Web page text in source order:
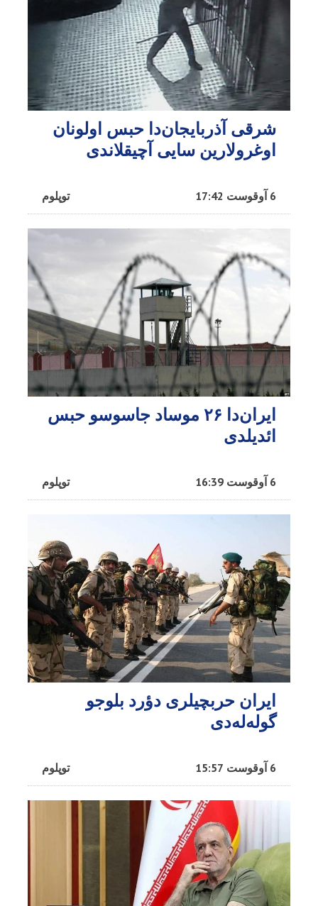
شرقی آذربایجان‌دا حبس اولونان
اوغرولارین سایی آچیقلاندی
توپلوم 6 آوقوست 17:42
ایران‌دا ۲۶ موساد جاسوسو حبس
ائدیلدی
توپلوم 6 آوقوست 16:39
ایران حربچیلری دؤرد بلوجو
گوله‌له‌دی
توپلوم 6 آوقوست 15:57